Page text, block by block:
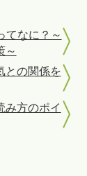
てなに？～
～
との関係を
方のポイ